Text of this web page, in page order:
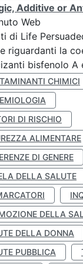
Additive or
Web
di Life
riguardanti la
bisfenolo A
CHIMICI
DI RISCHIO
ALIMENTARE
DI GENERE
DELLA SALUTE
DELLA
DELLA DONNA
PUBBLICA